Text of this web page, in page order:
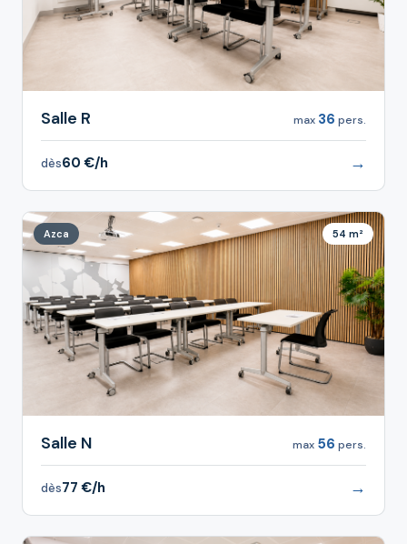
Salle R max 36 pers.
dès60 €/h →
Azca 54 m²
Salle N max 56 pers.
dès77 €/h →